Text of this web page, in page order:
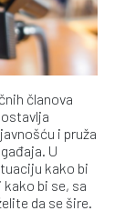
članova
i pruža
U
kako bi
bi se, sa
da se šire.